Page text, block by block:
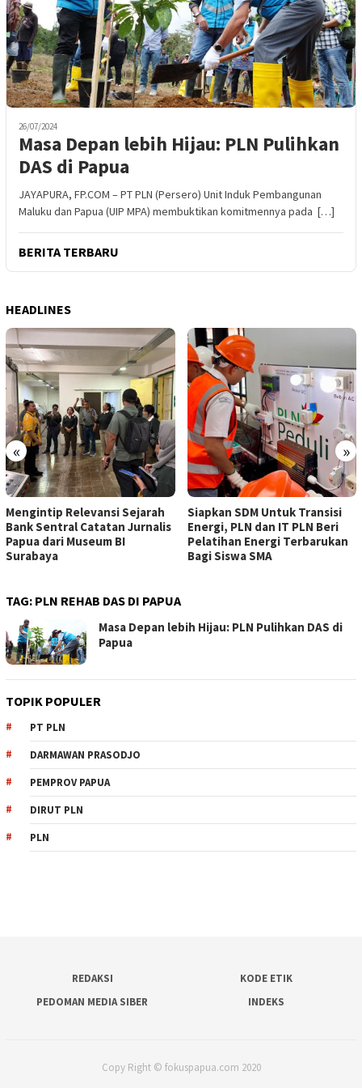
26/07/2024
Masa Depan lebih Hijau: PLN Pulihkan
DAS di Papua
JAYAPURA, FP.COM – PT PLN (Persero) Unit Induk Pembangunan
Maluku dan Papua (UIP MPA) membuktikan komitmennya pada […]
BERITA TERBARU
HEADLINES
« »
Mengintip Relevansi Sejarah
Bank Sentral Catatan Jurnalis
Papua dari Museum BI
Surabaya
Siapkan SDM Untuk Transisi
Energi, PLN dan IT PLN Beri
Pelatihan Energi Terbarukan
Bagi Siswa SMA
TAG: PLN REHAB DAS DI PAPUA
Masa Depan lebih Hijau: PLN Pulihkan DAS di
Papua
TOPIK POPULER
PT PLN
DARMAWAN PRASODJO
PEMPROV PAPUA
DIRUT PLN
PLN
REDAKSI
KODE ETIK
PEDOMAN MEDIA SIBER
INDEKS
Copy Right © fokuspapua.com 2020